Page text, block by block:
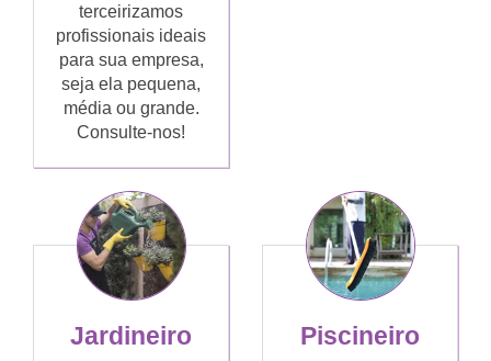
terceirizamos
profissionais ideais
para sua empresa,
seja ela pequena,
média ou grande.
Consulte-nos!
Jardineiro Piscineiro